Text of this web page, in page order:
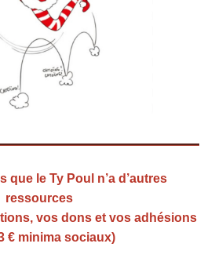
que le Ty Poul n’a d’autres
ressources
vos dons et vos adhésions
€ minima sociaux)